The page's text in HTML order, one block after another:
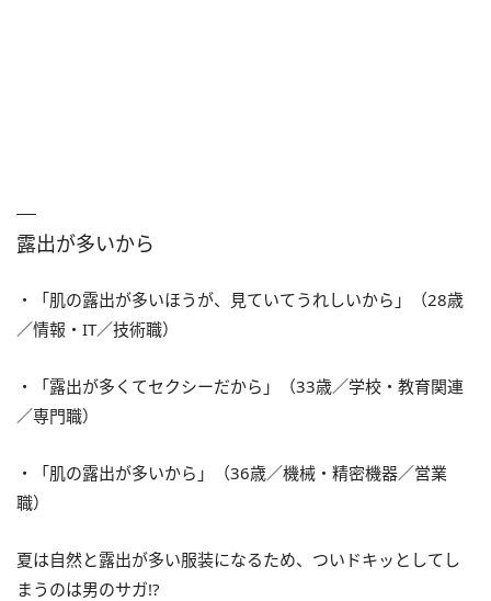
露出が多いから
・「肌の露出が多いほうが、見ていてうれしいから」（28歳
／情報・IT／技術職）
・「露出が多くてセクシーだから」（33歳／学校・教育関連
／専門職）
・「肌の露出が多いから」（36歳／機械・精密機器／営業
職）
夏は自然と露出が多い服装になるため、ついドキッとしてし
まうのは男のサガ!?